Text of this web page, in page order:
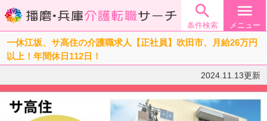

条件検索
menu
メニュー
一休江坂、サ高住の介護職求人【正社員】吹田市、月給26万円
以上！年間休日112日！
2024.11.13更新